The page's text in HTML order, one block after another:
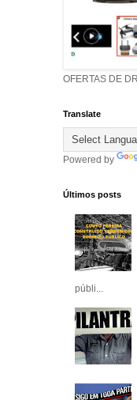
OFERTAS DE
Translate
Powered by
Últimos posts
públi...